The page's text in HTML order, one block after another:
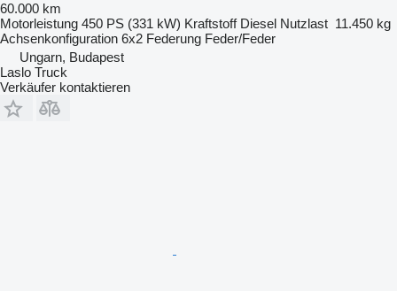
60.000 km
Motorleistung 450 PS (331 kW) Kraftstoff Diesel Nutzlast 11.450 kg
Achsenkonfiguration 6x2 Federung Feder/Feder
Ungarn, Budapest
Laslo Truck
Verkäufer kontaktieren